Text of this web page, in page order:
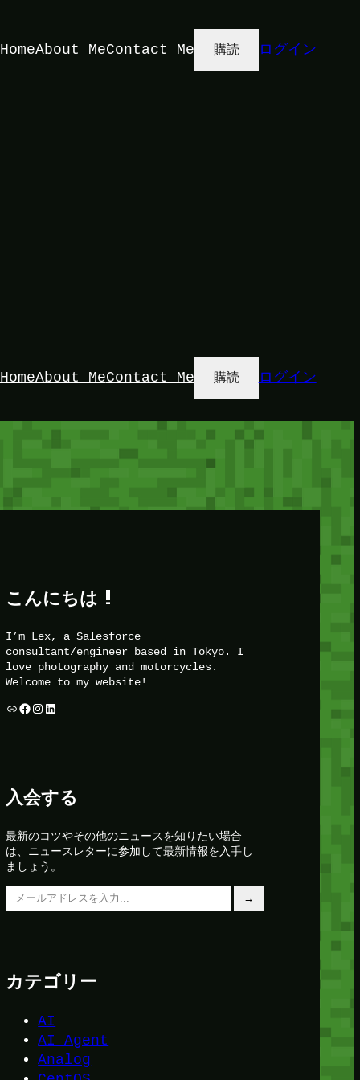
HomeAbout MeContact Me 購読 ログイン
HomeAbout MeContact Me 購読 ログイン
こんにちは !
I’m Lex, a Salesforce
consultant/engineer based in Tokyo. I
love photography and motorcycles.
Welcome to my website!
リンクFacebook Instagram LinkedIn
入会する
最新のコツやその他のニュースを知りたい場合
は、ニュースレターに参加して最新情報を入手し
ましょう。
メールアドレスを入力…
→
カテゴリー
AI
AI Agent
Analog